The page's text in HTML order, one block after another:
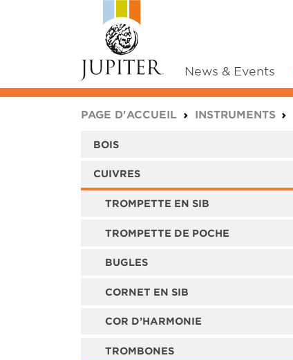
News & Events
PAGE D'ACCUEIL INSTRUMENTS
BOIS
CUIVRES
TROMPETTE EN SIB
TROMPETTE DE POCHE
BUGLES
CORNET EN SIB
COR D’HARMONIE
TROMBONES